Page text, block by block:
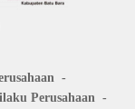
Perusahaan